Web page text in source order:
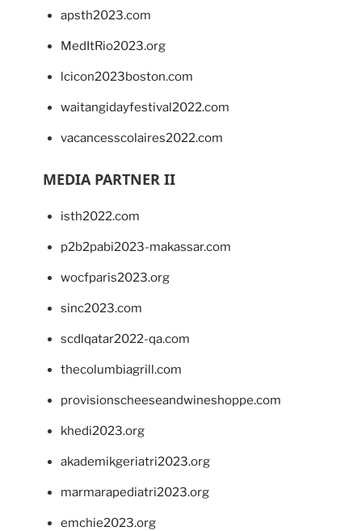
apsth2023.com
MedItRio2023.org
lcicon2023boston.com
waitangidayfestival2022.com
vacancesscolaires2022.com
MEDIA PARTNER II
isth2022.com
p2b2pabi2023-makassar.com
wocfparis2023.org
sinc2023.com
scdlqatar2022-qa.com
thecolumbiagrill.com
provisionscheeseandwineshoppe.com
khedi2023.org
akademikgeriatri2023.org
marmarapediatri2023.org
emchie2023.org